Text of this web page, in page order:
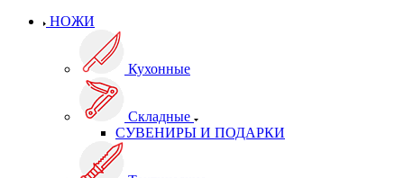
НОЖИ
Кухонные
Складные
СУВЕНИРЫ И ПОДАРКИ